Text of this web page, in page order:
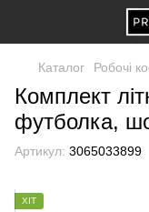
Каталог Робочі
Комплект
футболка,
Артикул: 3065033899
ХІТ